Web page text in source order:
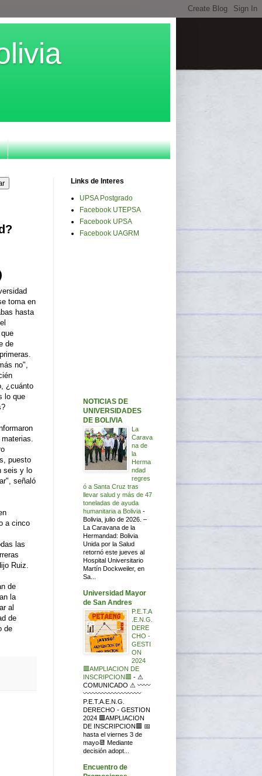
toma en
hasta
de
no",
¿cuánto
lo que
puesto
seis y lo
señaló
a cinco
las
Ruiz.
de
la
al
de
de
Links de Interes
UPSA Postgrado
Facebook UTEPSA
Facebook UPSA
Facebook UAGRM
NOTICIAS DE
UNIVERSIDADES
DE BOLIVIA
La
Carava
na de
la
Herma
ndad
regres
ó a Santa Cruz tras
llevar salud y más de 47
toneladas de ayuda
humanitaria a Bolivia -
Bolivia, julio de 2026. –
La Caravana de la
Hermandad: Bolivia
Unida por la Salud
retornó este jueves al
Hospital Universitario
Martín Dockweiler, en
Sa...
Universidad Mayor
de San Andres
P.E.T.A
.E.N.G.
DERE
CHO -
GESTI
ON
2024
🟥AMPLIACION DE
INSCRIPCION🟥 - ⚠
COMUNICADO ⚠ 〰〰
〰〰〰〰〰〰〰〰〰
P.E.T.A.E.N.G.
DERECHO - GESTION
2024 🟥AMPLIACION
DE INSCRIPCION🟥 📅
hasta el viernes 3 de
mayo📆 Mediante
decisión adopt...
Encuentro de